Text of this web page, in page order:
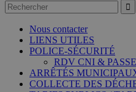
Nous contacter
LIENS UTILES
POLICE-SÉCURITÉ
RDV CNI &
ARRÊTÉS
COLLECTE DES